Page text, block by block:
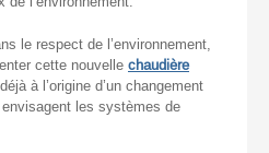
le respect de l’environnement,
cette nouvelle chaudière
à l’origine d’un changement
les systèmes de